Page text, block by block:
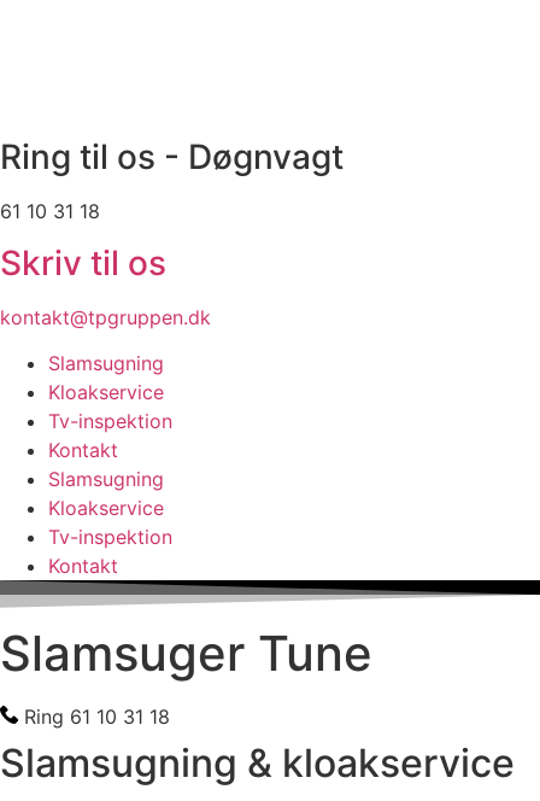
Ring til os - Døgnvagt
61 10 31 18
Skriv til os
kontakt@tpgruppen.dk
Slamsugning
Kloakservice
Tv-inspektion
Kontakt
Slamsugning
Kloakservice
Tv-inspektion
Kontakt
Slamsuger Tune
Ring 61 10 31 18
Slamsugning & kloakservice